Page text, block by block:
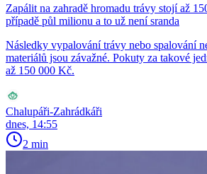
Zapálit na zahradě hromadu trávy stojí až
případě půl milionu a to už není sranda
Následky vypalování trávy nebo spalování
materiálů jsou závažné. Pokuty za takové
až 150 000 Kč.
Chalupáři-Zahrádkáři
dnes, 14:55
2 min